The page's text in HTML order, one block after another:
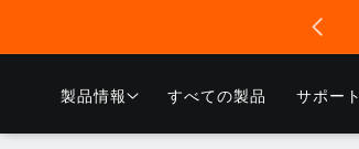
進む
製品情報 すべての製品 サポート